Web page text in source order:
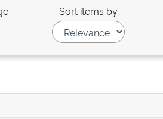
Sort items by